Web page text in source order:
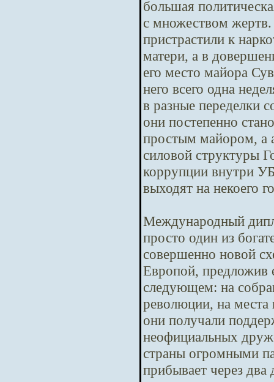
большая
с множеством
пристрастили к
матери, а в
его место майора
него всего одна
в разные переделки
они постепенно
простым майором, а
силовой структуры
коррупции внутри
выходят на некоего
Международный
просто один из
совершенно новой
Европой, предложив
следующем: на
революции, на места
они получали
неофициальных
страны огромными
прибывает через